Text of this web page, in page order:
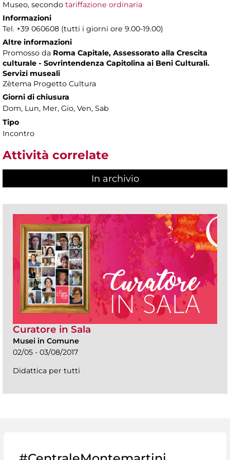
Museo, secondo tariffazione ordinaria
Informazioni
Tel. +39 060608 (tutti i giorni ore 9.00-19.00)
Altre informazioni
Promosso da Roma Capitale, Assessorato alla Crescita
culturale - Sovrintendenza Capitolina ai Beni Culturali.
Servizi museali
Zètema Progetto Cultura
Giorni di chiusura
Dom, Lun, Mer, Gio, Ven, Sab
Tipo
Incontro
Attività correlate
In archivio
Curatore in Sala
Musei in Comune
02/05 - 03/08/2017
Didattica per tutti